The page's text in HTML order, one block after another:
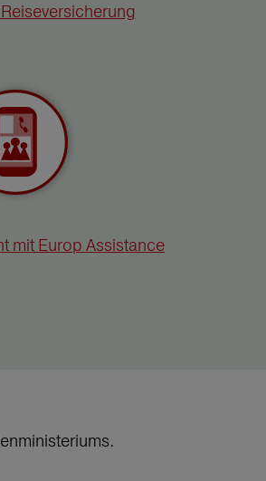
mit Europ Assistance